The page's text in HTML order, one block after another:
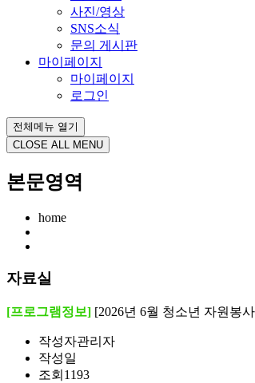
사진/영상
SNS소식
문의 게시판
마이페이지
마이페이지
로그인
전체메뉴 열기
CLOSE ALL MENU
본문영역
home
자료실
[프로그램정보] [2026년 6월 청소년 자원봉
작성자관리자
작성일
조회 1193